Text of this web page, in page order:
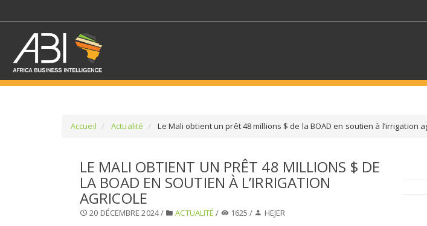
SÉLECTIONNEZ UN/DES SECTEURS
SELECTIONNEZ UNE SECTION
Accueil Actualité Le Mali obtient un prêt 48 millions $ de la BOAD en soutien à l’irrigation
LE MALI OBTIENT UN PRÊT 48 MILLIONS $ DE
LA BOAD EN SOUTIEN À L’IRRIGATION
AGRICOLE
20 DÉCEMBRE 2024 / ACTUALITÉ / 1625 / HEJER